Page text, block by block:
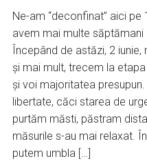
Ne-am “deconfinat” aici pe
avem mai multe săptămani
Începând de astăzi, 2 iunie,
și mai mult, trecem la
și voi majoritatea
libertate, căci starea de
purtăm măsti, păstram
măsurile s-au mai relaxat.
putem umbla […]